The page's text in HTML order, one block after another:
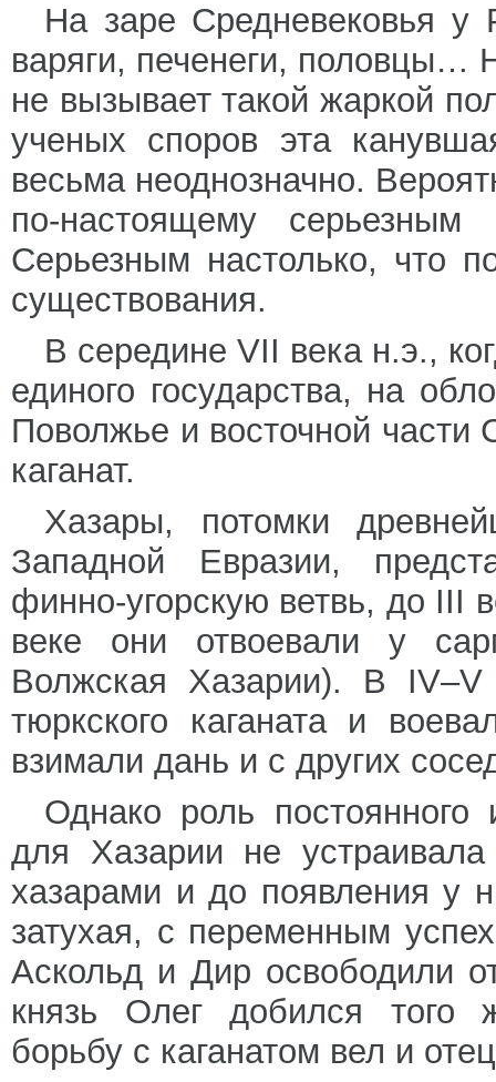
На заре Средневековья
варяги, печенеги, половцы…
не вызывает такой жаркой
ученых споров эта
весьма неоднозначно.
по-настоящему
Серьезным настолько, что
существования.
В середине VII века н.э.,
единого государства, на
Поволжье и восточной части
каганат.
Хазары, потомки
Западной Евразии,
финно-угорскую ветвь, до III
веке они отвоевали у
Волжская Хазарии). В IV–V
тюркского каганата и
взимали дань и с других
Однако роль постоянного
для Хазарии не
хазарами и до появления у
затухая, с переменным
Аскольд и Дир освободили
князь Олег добился
борьбу с каганатом вел и